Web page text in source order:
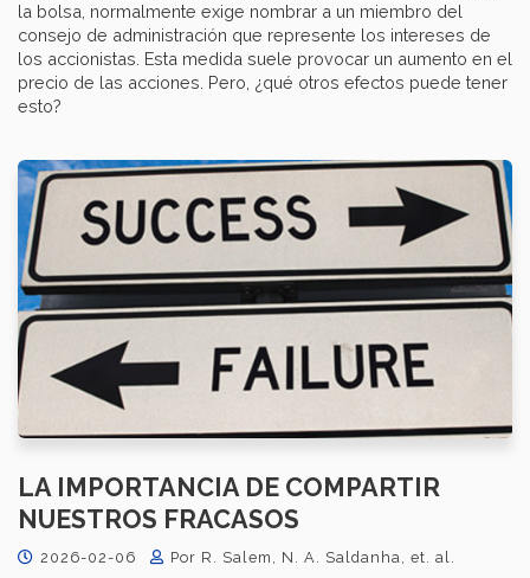
la bolsa, normalmente exige nombrar a un miembro del
consejo de administración que represente los intereses de
los accionistas. Esta medida suele provocar un aumento en el
precio de las acciones. Pero, ¿qué otros efectos puede tener
esto?
LA IMPORTANCIA DE COMPARTIR
NUESTROS FRACASOS
2026-02-06 Por R. Salem, N. A. Saldanha, et. al.